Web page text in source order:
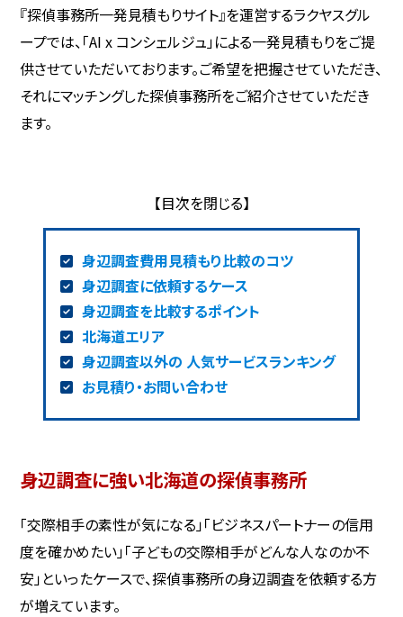
『探偵事務所一発見積もりサイト』を運営するラクヤスグル
ープでは、「AI x コンシェルジュ」による一発見積もりをご提
供させていただいております。ご希望を把握させていただき、
それにマッチングした探偵事務所をご紹介させていただき
ます。
身辺調査費用見積もり比較のコツ
身辺調査に依頼するケース
身辺調査を比較するポイント
北海道エリア
身辺調査以外の 人気サービスランキング
お見積り・お問い合わせ
身辺調査に強い北海道の探偵事務所
「交際相手の素性が気になる」「ビジネスパートナーの信用
度を確かめたい」「子どもの交際相手がどんな人なのか不
安」といったケースで、探偵事務所の身辺調査を依頼する方
が増えています。